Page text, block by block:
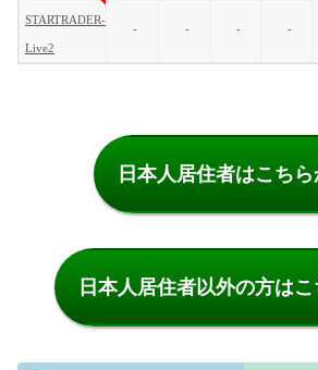
日本人居住者はこちら
日本人居住者以外の方は